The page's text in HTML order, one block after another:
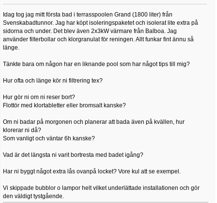
Idag tog jag mitt första bad i terrasspoolen Grand (1800 liter) från
Svenskabadtunnor. Jag har köpt isoleringspaketet och isolerat lite extra på
sidorna och under. Det blev även 2x3kW värmare från Balboa. Jag
använder filterbollar och klorgranulat för reningen. Allt funkar fint ännu så
länge.
Tänkte bara om någon har en liknande pool som har något tips till mig?
Hur ofta och länge kör ni filtrering tex?
Hur gör ni om ni reser bort?
Flottör med klortabletter eller bromsalt kanske?
Om ni badar på morgonen och planerar att bada även på kvällen, hur
klorerar ni då?
Som vanligt och väntar 6h kanske?
Vad är det längsta ni varit bortresta med badet igång?
Har ni byggt något extra lås ovanpå locket? Vore kul att se exempel.
Vi skippade bubblor o lampor helt vilket underlättade installationen och gör
den väldigt tystgående.